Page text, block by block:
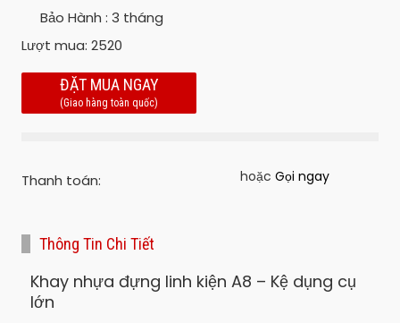
Bảo Hành : 3 tháng
Lượt mua:2520
ĐẶT MUA NGAY
(Giao hàng toàn quốc)
Thanh toán: hoặcGọi ngay
Thông Tin Chi Tiết
Khay nhựa đựng linh kiện A8 – Kệ dụng cụ
lớn